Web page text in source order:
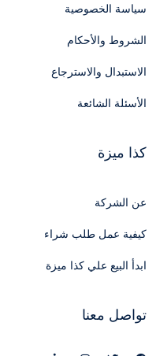
سياسة الخصوصية
الشروط والأحكام
الاستبدال والاسترجاع
الأسئلة الشائعة
كذا ميزة
عن الشركة
كيفية عمل طلب شراء
ابدأ البيع علي كذا ميزة
تواصل معنا